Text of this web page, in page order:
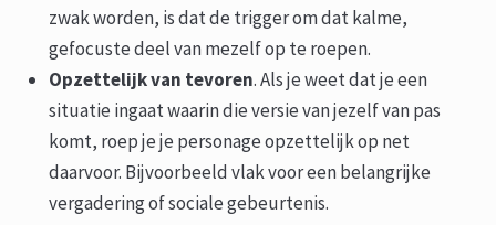
zwak worden, is dat de trigger om dat kalme,
gefocuste deel van mezelf op te roepen.
Opzettelijk van tevoren. Als je weet dat je een
situatie ingaat waarin die versie van jezelf van pas
komt, roep je je personage opzettelijk op net
daarvoor. Bijvoorbeeld vlak voor een belangrijke
vergadering of sociale gebeurtenis.